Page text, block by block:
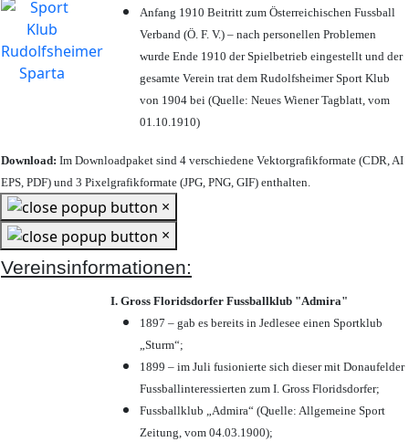
Anfang 1910 Beitritt zum Österreichischen Fussball
Verband (Ö. F. V.) – nach personellen Problemen
wurde Ende 1910 der Spielbetrieb eingestellt und der
gesamte Verein trat dem Rudolfsheimer Sport Klub
von 1904 bei (Quelle: Neues Wiener Tagblatt, vom
01.10.1910)
Download: Im Downloadpaket sind 4 verschiedene Vektorgrafikformate (CDR, AI
EPS, PDF) und 3 Pixelgrafikformate (JPG, PNG, GIF) enthalten.
×
×
Vereinsinformationen:
I. Gross Floridsdorfer Fussballklub "Admira"
1897 – gab es bereits in Jedlesee einen Sportklub
„Sturm“;
1899 – im Juli fusionierte sich dieser mit Donaufelder
Fussballinteressierten zum I. Gross Floridsdorfer;
Fussballklub „Admira“ (Quelle: Allgemeine Sport
Zeitung, vom 04.03.1900);